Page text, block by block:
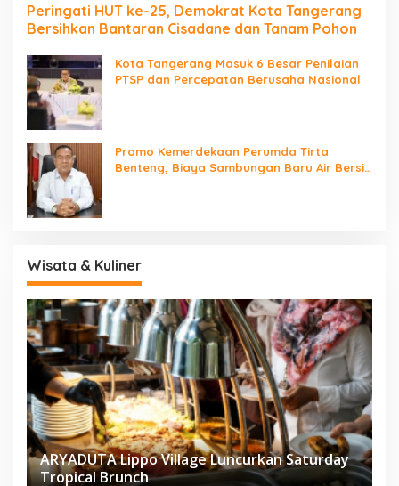
Peringati HUT ke-25, Demokrat Kota Tangerang
Bersihkan Bantaran Cisadane dan Tanam Pohon
Kota Tangerang Masuk 6 Besar Penilaian
PTSP dan Percepatan Berusaha Nasional
Promo Kemerdekaan Perumda Tirta
Benteng, Biaya Sambungan Baru Air Bersih
Wisata & Kuliner
ARYADUTA Lippo Village Luncurkan Saturday
Tropical Brunch